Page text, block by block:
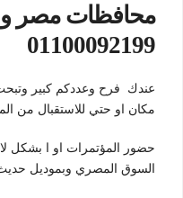
محافظات مصر
01100092199
عندك فرح وعددكم كبير
مكان او حتي للاستقبال من
حضور المؤتمرات او ا بشكل
السوق المصري وبموديل